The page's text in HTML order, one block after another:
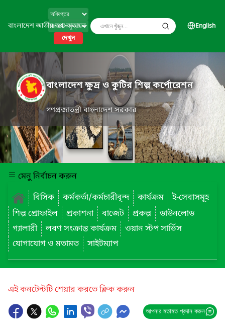
বাংলাদেশ জাতীয় তথ্য বাতায়ন
দেখুন
English
বাংলাদেশ ক্ষুদ্র ও কুটির শিল্প কর্পোরেশন
গণপ্রজাতন্ত্রী বাংলাদেশ সরকার
মেনু নির্বাচন করুন
বিসিক
কর্মকর্তা/কর্মচারীবৃন্দ কার্যক্রম
ই-সেবাসমূহ
শিল্প প্রোফাইল
প্রকাশনা বাজেট প্রকল্প
ডাউনলোড
গ্যালারী
লবণ সংক্রান্ত কার্যক্রম
ওয়ান স্টপ সার্ভিস
যোগাযোগ ও মতামত
সাইটম্যাপ
এই কনটেন্টটি শেয়ার করতে ক্লিক করুন
আপনার মতামত প্রদান করুন